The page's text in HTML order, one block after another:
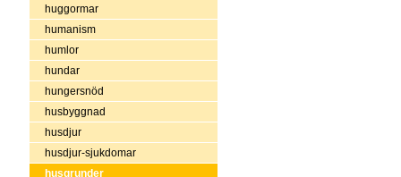
huggormar
humanism
humlor
hundar
hungersnöd
husbyggnad
husdjur
husdjur-sjukdomar
husgrunder